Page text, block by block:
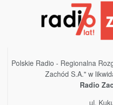
Polskie Radio - Regionalna
Zachód S.A." w
Radio
ul.